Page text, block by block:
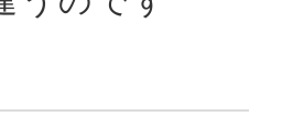
。その
木材の繊維
分でも隙
簡単に施工
物が燃焼
一酸化炭素